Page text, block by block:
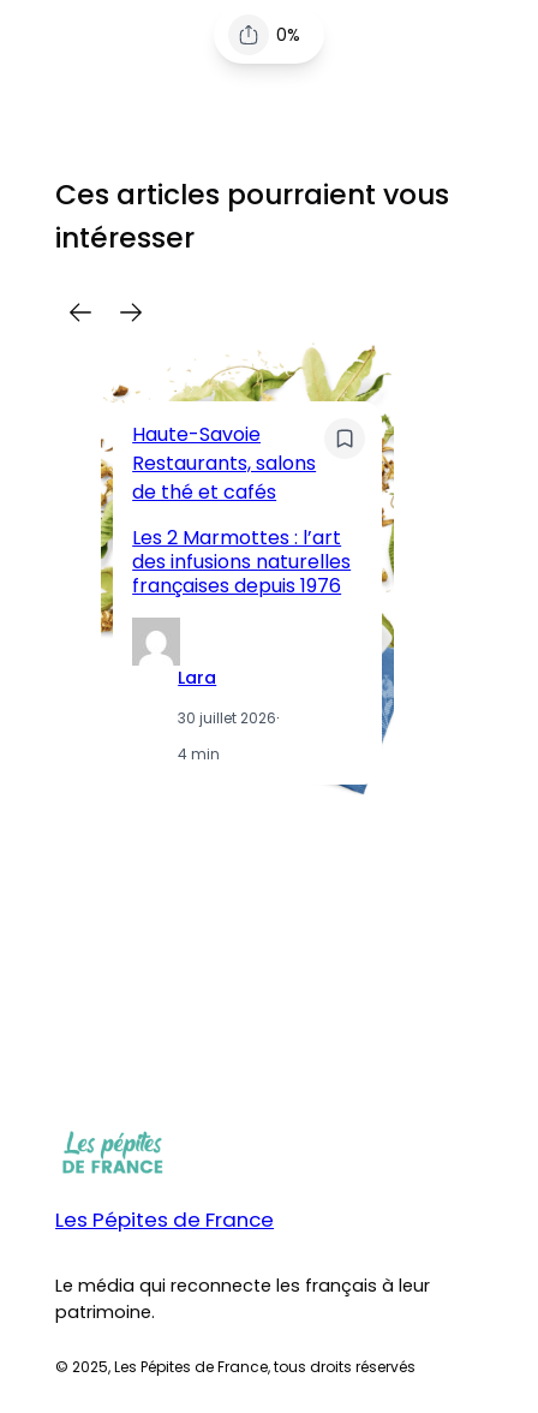
0%
Ces articles pourraient vous
intéresser
Haute-Savoie
Restaurants, salons
de thé et cafés
Les 2 Marmottes : l’art
des infusions naturelles
françaises depuis 1976
Lara
30 juillet 2026·
4 min
Les Pépites de France
Le média qui reconnecte les français à leur
patrimoine.
© 2025, Les Pépites de France, tous droits réservés